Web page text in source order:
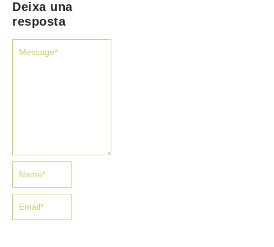
Deixa una
resposta